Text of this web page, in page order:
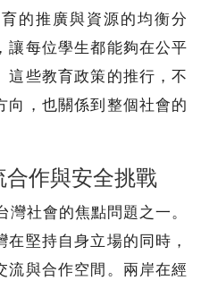
的推廣與資源的均衡分
讓每位學生都能夠在公平
這些教育政策的推行，不
向，也關係到整個社會的
作與安全挑戰
社會的焦點問題之一。
堅持自身立場的同時，
流與合作空間。兩岸在經